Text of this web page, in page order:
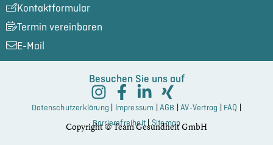
Kontaktformular
Termin vereinbaren
E-Mail
Besuchen Sie uns auf
Datenschutzerklärung | Impressum |AGB |AV-Vertrag | FAQ |
Barrierefreiheit | Sitemap
Copyright © Team Gesundheit GmbH